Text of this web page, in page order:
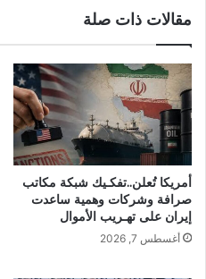
مقالات ذات صلة
أمريكا تُعلن..تفكـيك شبكة مكاتب
صرافة وشركات وهمية ساعدت
إيران على تهـريب الأموال
أغسطس 7, 2026